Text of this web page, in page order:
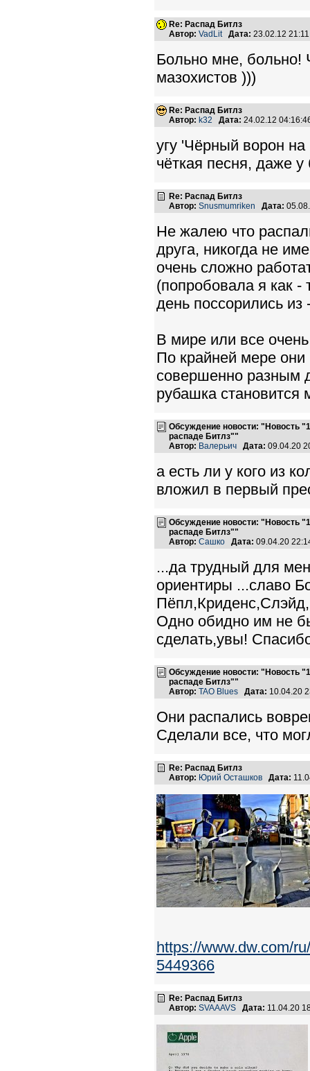
Re: Распад Битлз
Автор: VadLit Дата: 23.02.12
Больно мне, больно!
мазохистов )))
Re: Распад Битлз
Автор: k32 Дата: 24.02.12
угу 'Чёрный ворон на
чёткая песня, даже у
Re: Распад Битлз
Автор: Snusmumriken Дата:
Не жалею что
друга, никогда не
очень сложно
(попробовала я как
день поссорились из
В мире или все
По крайней мере
совершенно разным
рубашка становится
Обсуждение новости: "Новость
распаде Битлз""
Автор: Валерьич Дата: 09.04.20
а есть ли у кого из
вложил в первый
Обсуждение новости: "Новость
распаде Битлз""
Автор: Сашко Дата: 09.04.20
...да трудный для
ориентиры ...славо
Одно обидно им не
сделать,увы!
Обсуждение новости: "Новость
распаде Битлз""
Автор: TAO Blues Дата: 10.04.20
Они распались
Сделали все, что
Re: Распад Битлз
Автор: Юрий Осташков Дата:
https://www.dw.com/
5449366
Re: Распад Битлз
Автор: SVAAAVS Дата: 11.04.20